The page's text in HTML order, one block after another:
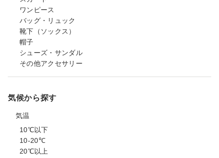
ワンピース
バッグ・リュック
靴下（ソックス）
帽子
シューズ・サンダル
その他アクセサリー
気候から探す
気温
10℃以下
10-20℃
20℃以上